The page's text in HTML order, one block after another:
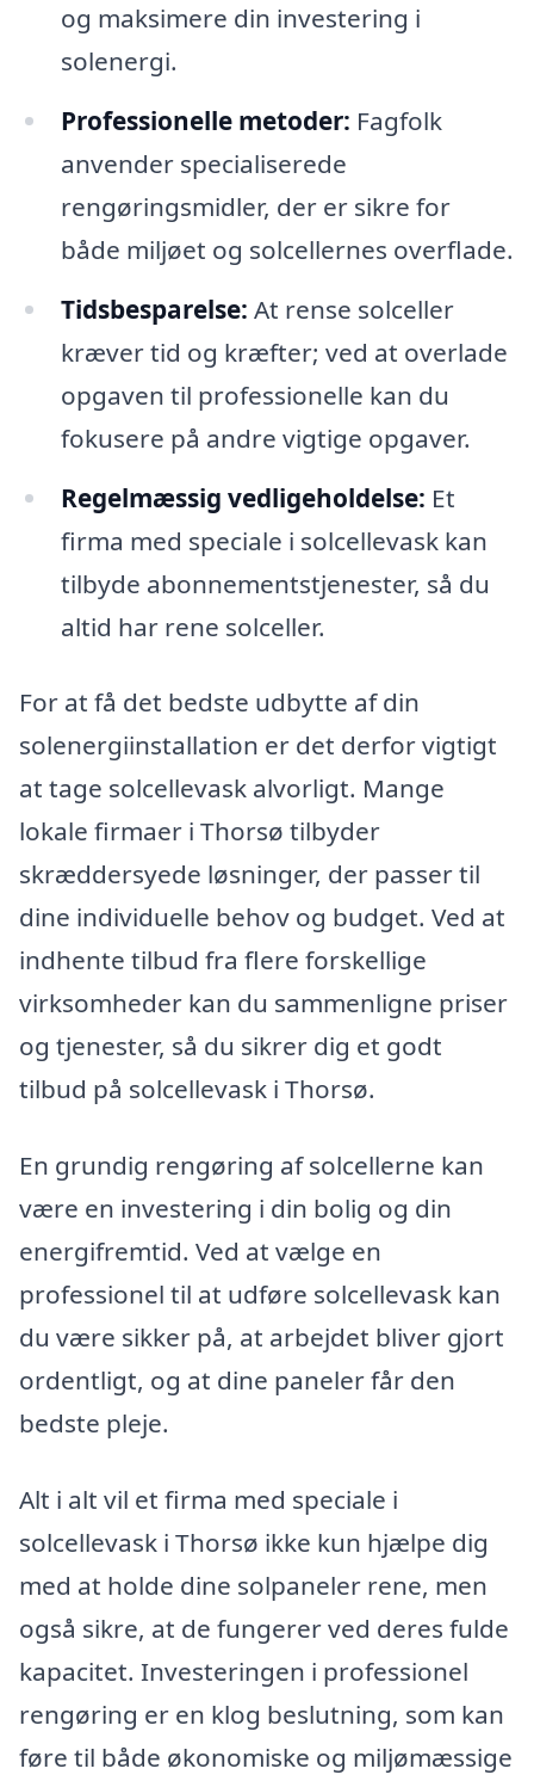
og maksimere din investering i
solenergi.
Professionelle metoder: Fagfolk
anvender specialiserede
rengøringsmidler, der er sikre for
både miljøet og solcellernes overflade.
Tidsbesparelse: At rense solceller
kræver tid og kræfter; ved at overlade
opgaven til professionelle kan du
fokusere på andre vigtige opgaver.
Regelmæssig vedligeholdelse: Et
firma med speciale i solcellevask kan
tilbyde abonnementstjenester, så du
altid har rene solceller.
For at få det bedste udbytte af din
solenergiinstallation er det derfor vigtigt
at tage solcellevask alvorligt. Mange
lokale firmaer i Thorsø tilbyder
skræddersyede løsninger, der passer til
dine individuelle behov og budget. Ved at
indhente tilbud fra flere forskellige
virksomheder kan du sammenligne priser
og tjenester, så du sikrer dig et godt
tilbud på solcellevask i Thorsø.
En grundig rengøring af solcellerne kan
være en investering i din bolig og din
energifremtid. Ved at vælge en
professionel til at udføre solcellevask kan
du være sikker på, at arbejdet bliver gjort
ordentligt, og at dine paneler får den
bedste pleje.
Alt i alt vil et firma med speciale i
solcellevask i Thorsø ikke kun hjælpe dig
med at holde dine solpaneler rene, men
også sikre, at de fungerer ved deres fulde
kapacitet. Investeringen i professionel
rengøring er en klog beslutning, som kan
føre til både økonomiske og miljømæssige